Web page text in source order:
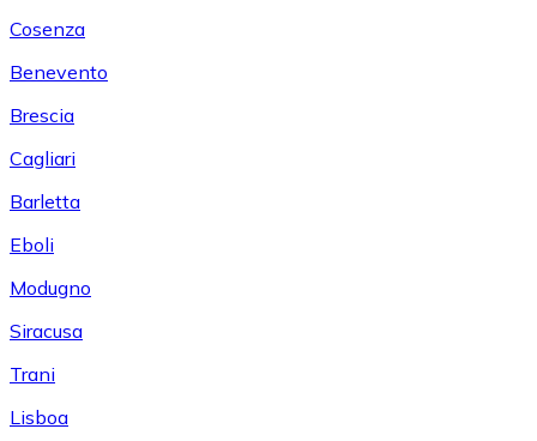
Cosenza
Benevento
Brescia
Cagliari
Barletta
Eboli
Modugno
Siracusa
Trani
Lisboa